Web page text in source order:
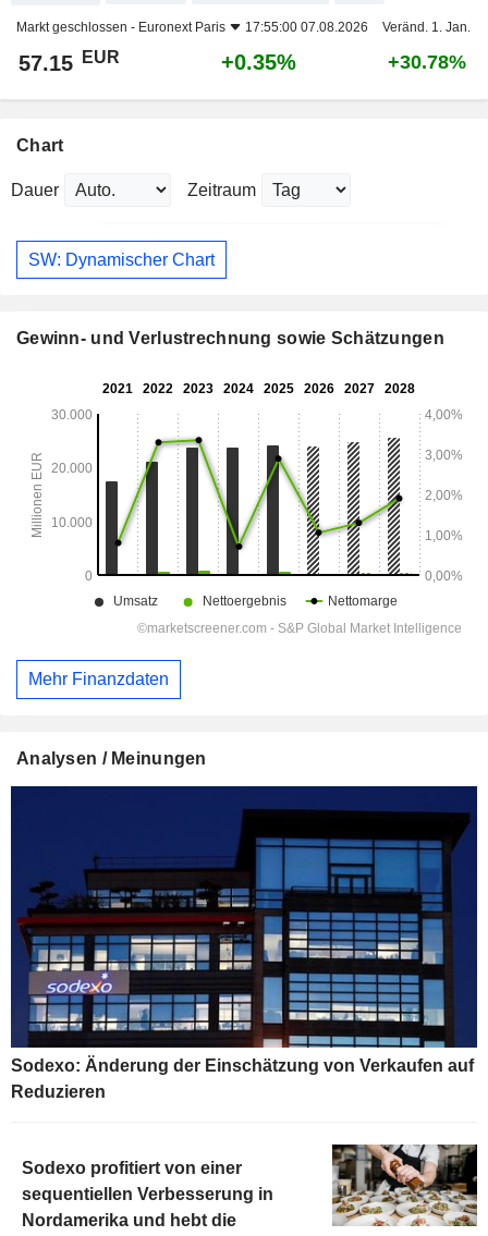
Markt geschlossen - Euronext Paris 17:55:00 07.08.2026 Veränd. 1. Jan.
57.15 EUR +0.35% +30.78%
Chart
Dauer Zeitraum
SW: Dynamischer Chart
Gewinn- und Verlustrechnung sowie Schätzungen
Mehr Finanzdaten
Analysen / Meinungen
Sodexo: Änderung der Einschätzung von Verkaufen auf
Reduzieren
Sodexo profitiert von einer
sequentiellen Verbesserung in
Nordamerika und hebt die